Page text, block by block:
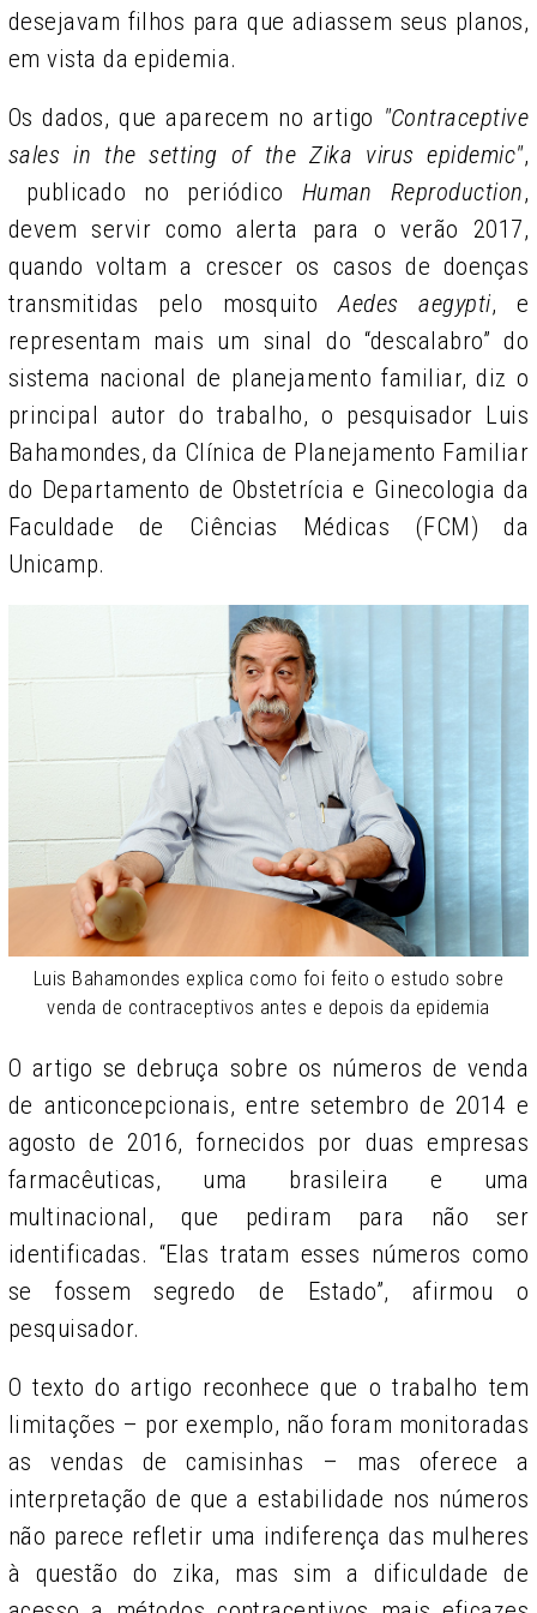
desejavam filhos para que adiassem seus planos,
em vista da epidemia.
Os dados, que aparecem no artigo "Contraceptive
sales in the setting of the Zika virus epidemic",
publicado no periódico Human Reproduction,
devem servir como alerta para o verão 2017,
quando voltam a crescer os casos de doenças
transmitidas pelo mosquitoAedes aegypti, e
representam mais um sinal do “descalabro” do
sistema nacional de planejamento familiar, diz o
principal autor do trabalho, o pesquisador Luis
Bahamondes, da Clínica de Planejamento Familiar
do Departamento de Obstetrícia e Ginecologia da
Faculdade de Ciências Médicas (FCM) da
Unicamp.
Luis Bahamondes explica como foi feito o estudo sobre
venda de contraceptivos antes e depois da epidemia
O artigo se debruça sobre os números de venda
de anticoncepcionais, entre setembro de 2014 e
agosto de 2016, fornecidos por duas empresas
farmacêuticas, uma brasileira e uma
multinacional, que pediram para não ser
identificadas. “Elas tratam esses números como
se fossem segredo de Estado”, afirmou o
pesquisador.
O texto do artigo reconhece que o trabalho tem
limitações – por exemplo, não foram monitoradas
as vendas de camisinhas – mas oferece a
interpretação de que a estabilidade nos números
não parece refletir uma indiferença das mulheres
à questão do zika, mas sim a dificuldade de